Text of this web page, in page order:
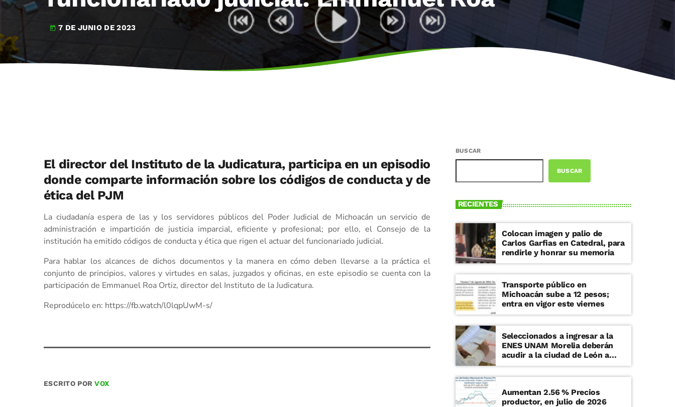
today 7 DE JUNIO DE 2023
El director del Instituto de la Judicatura, participa en un episodio
donde comparte información sobre los códigos de conducta y de
ética del PJM
La ciudadanía espera de las y los servidores públicos del Poder Judicial de Michoacán un servicio de
administración e impartición de justicia imparcial, eficiente y profesional; por ello, el Consejo de la
institución ha emitido códigos de conducta y ética que rigen el actuar del funcionariado judicial.
Para hablar los alcances de dichos documentos y la manera en cómo deben llevarse a la práctica el
conjunto de principios, valores y virtudes en salas, juzgados y oficinas, en este episodio se cuenta con la
participación de Emmanuel Roa Ortiz, director del Instituto de la Judicatura.
Reprodúcelo en: https://fb.watch/l0lqpUwM-s/
ESCRITO PORVOX
BUSCAR
BUSCAR
RECIENTES
Colocan imagen y palio de
Carlos Garfias en Catedral, para
rendirle y honrar su memoria
Transporte público en
Michoacán sube a 12 pesos;
entra en vigor este viernes
Seleccionados a ingresar a la
ENES UNAM Morelia deberán
acudir a la ciudad de León a
examen de admisión presencial
Aumentan 2.56 % Precios
productor, en julio de 2026